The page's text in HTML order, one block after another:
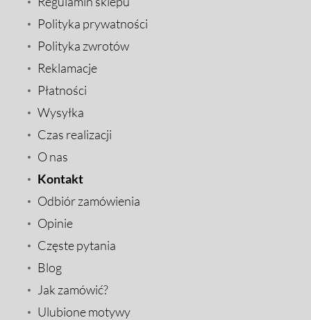
Polityka prywatności
Polityka zwrotów
Reklamacje
Płatności
Wysyłka
Czas realizacji
O nas
Kontakt
Odbiór zamówienia
Opinie
Częste pytania
Blog
Jak zamówić?
Ulubione motywy